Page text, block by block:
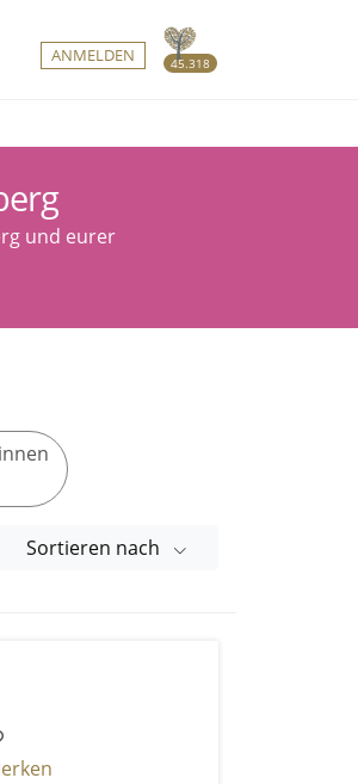
45.318
ANMELDEN
und eurer
Sortieren nach